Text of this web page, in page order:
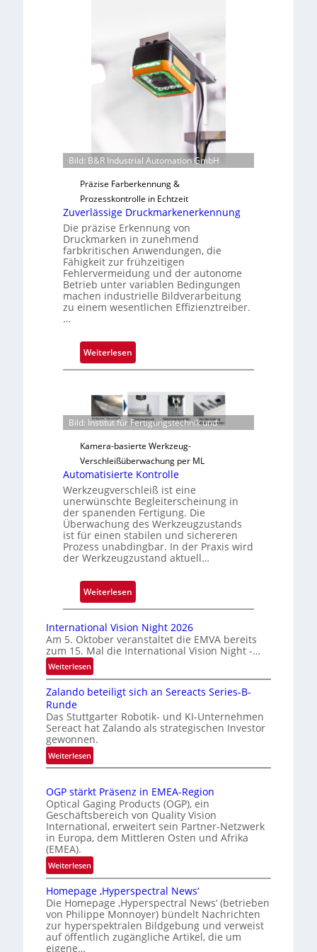
m
e
v
i
l
o
s
b
r
n
g
a
u
s
Bild: B&R Industrial Automation GmbH
Präzise Farberkennung &
Prozesskontrolle in Echtzeit
Zuverlässige Druckmarkenerkennung
Die präzise Erkennung von
Druckmarken in zunehmend
farbkritischen Anwendungen, die
Fähigkeit zur frühzeitigen
Fehlervermeidung und der autonome
Betrieb unter variablen Bedingungen
machen industrielle Bildverarbeitung
zu einem wesentlichen Effizienztreiber.
…
Weiterlesen
Z
v
e
r
s
s
g
e
D
r
k
a
r
e
n
r
n
u
n
g
Bild: Institut für Fertigungstechnik und
Kamera-basierte Werkzeug-
Verschleißüberwachung per ML
Automatisierte Kontrolle
Werkzeugverschleiß ist eine
unerwünschte Begleiterscheinung in
der spanenden Fertigung. Die
Überwachung des Werkzeugzustands
ist für einen stabilen und sichereren
Prozess unabdingbar. In der Praxis wird
der Werkzeugzustand aktuell…
Weiterlesen
A
t
o
a
t
i
s
r
e
K
o
n
o
l
l
e
International Vision Night 2026
Am 5. Oktober veranstaltet die EMVA bereits
zum 15. Mal die International Vision Night -…
Weiterlesen:
I
n
e
r
n
a
o
n
a
l
V
i
s
i
o
n
N
Zalando beteiligt sich an Sereacts Series-B-
Runde
Das Stuttgarter Robotik- und KI-Unternehmen
Sereact hat Zalando als strategischen Investor
gewonnen.
Weiterlesen:
Z
l
a
n
d
e
t
e
i
l
i
OGP stärkt Präsenz in EMEA-Region
Optical Gaging Products (OGP), ein
Geschäftsbereich von Quality Vision
International, erweitert sein Partner-Netzwerk
in Europa, dem Mittleren Osten und Afrika
(EMEA).
Weiterlesen:
O
G
P
s
t
Homepage ‚Hyperspectral News‘
Die Homepage ‚Hyperspectral News‘ (betrieben
von Philippe Monnoyer) bündelt Nachrichten
zur hyperspektralen Bildgebung und verweist
auf öffentlich zugängliche Artikel, die um
eigene…